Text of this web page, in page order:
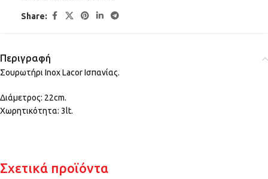
Share:
Περιγραφή
Σουρωτήρι Inox Lacor Ισπανίας.
Διάμετρος: 22cm.
Χωρητικότητα: 3lt.
Σχετικά προϊόντα